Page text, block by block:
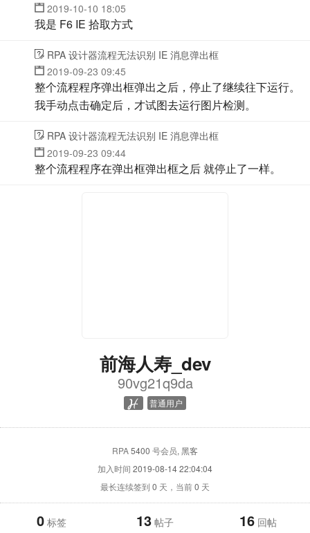
2019-10-10 18:05
我是 F6 IE 拾取方式
RPA 设计器流程无法识别 IE 消息弹出框
2019-09-23 09:45
整个流程程序弹出框弹出之后，停止了继续往下运行。
我手动点击确定后，才试图去运行图片检测。
RPA 设计器流程无法识别 IE 消息弹出框
2019-09-23 09:44
整个流程程序在弹出框弹出框之后 就停止了一样。
前海人寿_dev
90vg21q9da
普通用户
RPA5400 号会员, 黑客
加入时间 2019-08-14 22:04:04
最长连续签到 0 天，当前0 天
0 标签 13 帖子 16 回帖